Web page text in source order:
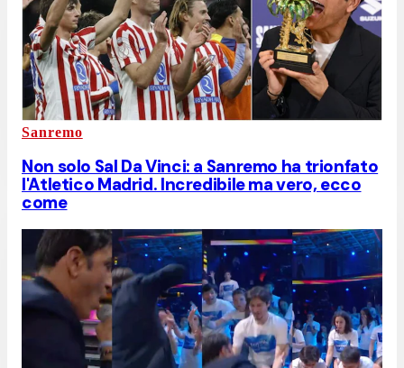
Sanremo
Non solo Sal Da Vinci: a Sanremo ha trionfato
l'Atletico Madrid. Incredibile ma vero, ecco
come